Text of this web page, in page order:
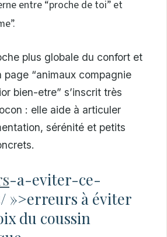
entre “proche de toi” et
plus globale du confort et
page “animaux compagnie
bien-etre” s’inscrit très
: elle aide à articuler
sérénité et petits
-a-eviter-ce-
»>erreurs à éviter
du coussin